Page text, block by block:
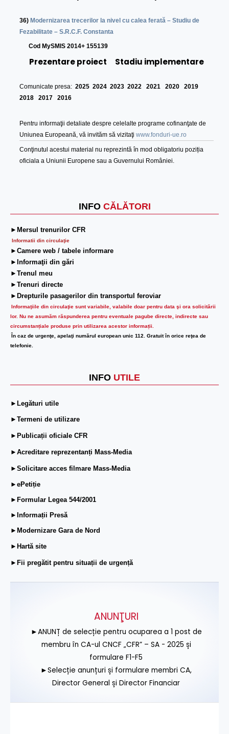
INFO CĂLĂTORI
►Mersul trenurilor CFR
Informatii din circulaţie
►Camere web / tabele informare
►Informaţii din gări
►Trenul meu
►Trenuri directe
►Drepturile pasagerilor din transportul feroviar
Informaţiile din circulaţie sunt variabile, valabile doar pentru data şi ora solicitării
lor. Nu ne asumăm răspunderea pentru eventuale pagube directe, indirecte sau
circumstanțiale produse prin utilizarea acestor informații.
În caz de urgenţe, apelaţi numărul european unic 112. Gratuit în orice reţea de
telefonie.
INFO UTILE
►Legături utile
►Termeni de utilizare
►Publicații oficiale CFR
►Acreditare reprezentanți Mass-Media
►Solicitare acces filmare Mass-Media
►ePetiție
►Formular Legea 544/2001
►Informații Presă
►Modernizare Gara de Nord
►Hartă site
►Fii pregătit pentru situații de urgență
36) Modernizarea trecerilor la nivel cu calea ferată – Studiu de
Fezabilitate – S.R.C.F. Constanta
Cod MySMIS 2014+ 155139
Prezentare proiect Stadiu implementare
Comunicate presa:2025 2024 2023 2022 2021 2020
2019
2018
2017 2016
Pentru informaţii detaliate despre celelalte programe cofinanţate de
Uniunea Europeană, vă invităm să vizitaţiwww.fonduri-ue.ro
Conţinutul acestui material nu reprezintă în mod obligatoriu poziția
oficiala a Uniunii Europene sau a Guvernului României.
ANUNŢURI
►ANUNȚ de selecție pentru ocuparea a 1 post de
membru în CA-ul CNCF „CFR” – SA - 2025 și
formulare F1-F5
►Selecție anunțuri și formulare membri CA,
Director General și Director Financiar